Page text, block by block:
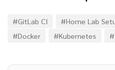
#GitLab CI #Home Lab
#Docker
#Kubernetes